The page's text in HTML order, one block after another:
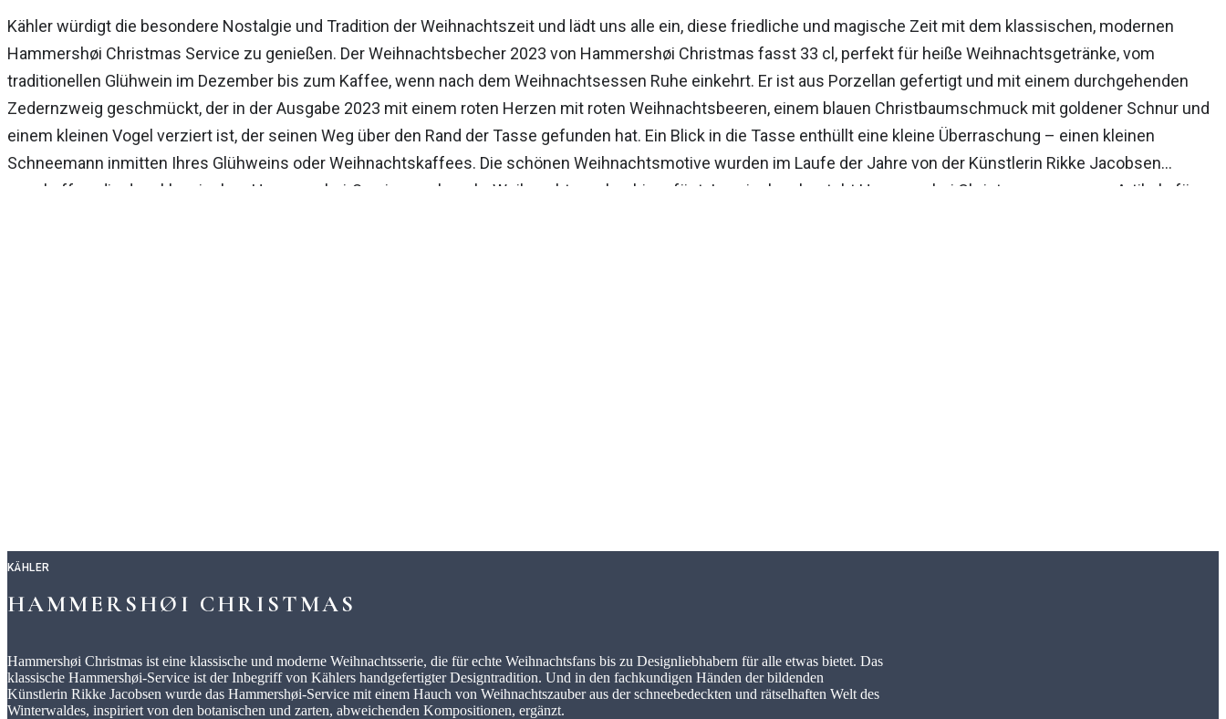
Kähler würdigt die besondere Nostalgie und Tradition der Weihnachtszeit und lädt uns alle ein, diese friedliche und magische Zeit mit dem klassischen, modernen
Hammershøi Christmas Service zu genießen. Der Weihnachtsbecher 2023 von Hammershøi Christmas fasst 33 cl, perfekt für heiße Weihnachtsgetränke, vom
traditionellen Glühwein im Dezember bis zum Kaffee, wenn nach dem Weihnachtsessen Ruhe einkehrt. Er ist aus Porzellan gefertigt und mit einem durchgehenden
Zedernzweig geschmückt, der in der Ausgabe 2023 mit einem roten Herzen mit roten Weihnachtsbeeren, einem blauen Christbaumschmuck mit goldener Schnur und
einem kleinen Vogel verziert ist, der seinen Weg über den Rand der Tasse gefunden hat. Ein Blick in die Tasse enthüllt eine kleine Überraschung – einen kleinen
Schneemann inmitten Ihres Glühweins oder Weihnachtskaffees. Die schönen Weihnachtsmotive wurden im Laufe der Jahre von der Künstlerin Rikke Jacobsen
geschaffen, die dem klassischen Hammershøi-Service noch mehr Weihnachtszauber hinzufügt. Inzwischen besteht Hammershøi Christmas aus genug Artikeln für
KÄHLER
HAMMERSHØI CHRISTMAS
Hammershøi Christmas ist eine klassische und moderne Weihnachtsserie, die für echte Weihnachtsfans bis zu Designliebhabern für alle etwas bietet. Das
klassische Hammershøi-Service ist der Inbegriff von Kählers handgefertigter Designtradition. Und in den fachkundigen Händen der bildenden
Künstlerin Rikke Jacobsen wurde das Hammershøi-Service mit einem Hauch von Weihnachtszauber aus der schneebedeckten und rätselhaften Welt des
Winterwaldes, inspiriert von den botanischen und zarten, abweichenden Kompositionen, ergänzt.